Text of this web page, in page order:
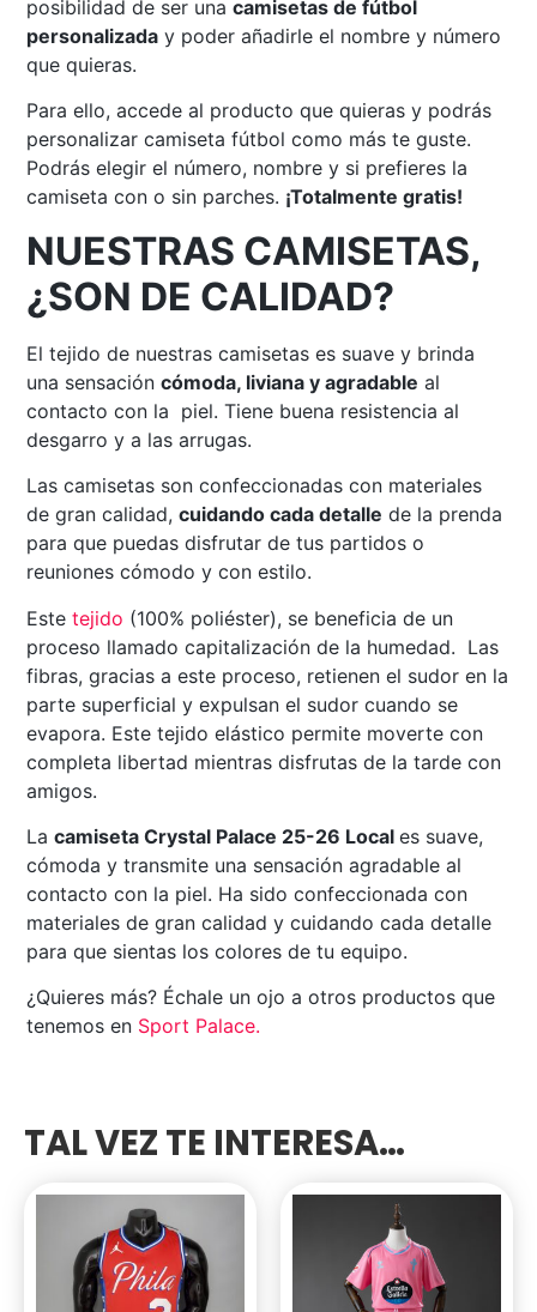
posibilidad de ser unacamisetas de fútbol
personalizada y poder añadirle el nombre y número
que quieras.
Para ello, accede al producto que quieras y podrás
personalizar camiseta fútbol como más te guste.
Podrás elegir el número, nombre y si prefieres la
camiseta con o sin parches. ¡Totalmente gratis!
NUESTRAS CAMISETAS,
¿SON DE CALIDAD?
El tejido de nuestras camisetas es suave y brinda
una sensacióncómoda, liviana y agradable al
contacto con la piel. Tiene buena resistencia al
desgarro y a las arrugas.
Las camisetas son confeccionadas con materiales
de gran calidad,cuidando cada detalle de la prenda
para que puedas disfrutar de tus partidos o
reuniones cómodo y con estilo.
Estetejido (100% poliéster), se beneficia de un
proceso llamado capitalización de la humedad. Las
fibras, gracias a este proceso, retienen el sudor en la
parte superficial y expulsan el sudor cuando se
evapora. Este tejido elástico permite moverte con
completa libertad mientras disfrutas de la tarde con
amigos.
Lacamiseta Crystal Palace 25-26 Local es suave,
cómoda y transmite una sensación agradable al
contacto con la piel. Ha sido confeccionada con
materiales de gran calidad y cuidando cada detalle
para que sientas los colores de tu equipo.
¿Quieres más? Échale un ojo a otros productos que
tenemos en Sport Palace.
TAL VEZ TE INTERESA…